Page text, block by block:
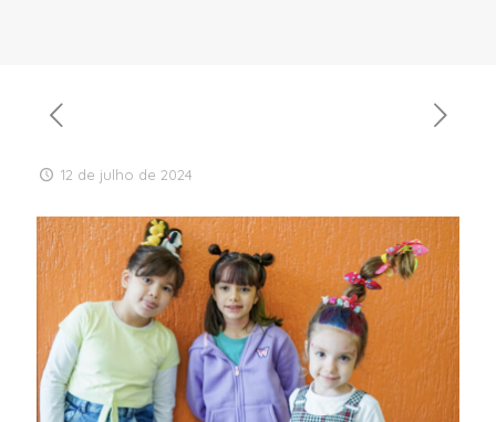
12 de julho de 2024